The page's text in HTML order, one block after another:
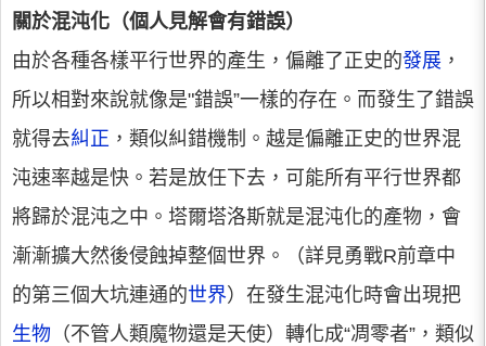
關於混沌化（個人見解會有錯誤）
由於各種各樣平行世界的產生，偏離了正史的發展 ，
所以相對來說就像是"錯誤”一樣的存在。而發生了錯誤
就得去糾正 ，類似糾錯機制。越是偏離正史的世界混
沌速率越是快。若是放任下去，可能所有平行世界都
將歸於混沌之中。塔爾塔洛斯就是混沌化的產物，會
漸漸擴大然後侵蝕掉整個世界。（詳見勇戰R前章中
的第三個大坑連通的世界）在發生混沌化時會出現把
生物 （不管人類魔物還是天使）轉化成“凋零者”，類似